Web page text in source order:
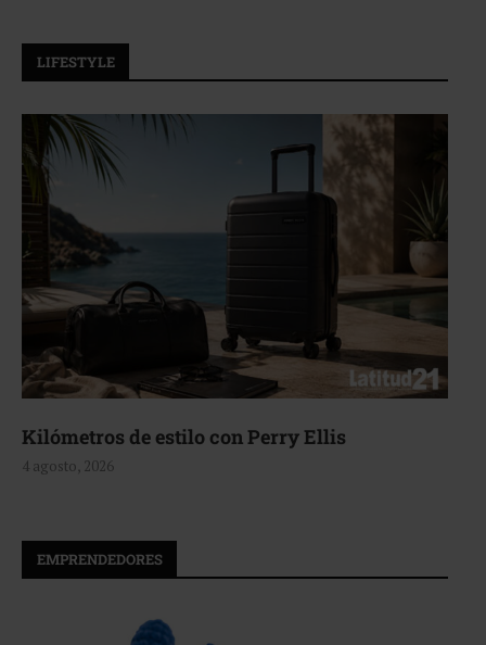
LIFESTYLE
Aerie, texturas que fluyen
4 agosto, 2026
EMPRENDEDORES